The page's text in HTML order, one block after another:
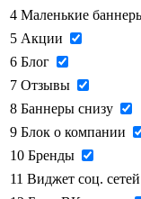
4 Маленькие
5 Акции
6 Блог
7 Отзывы
8 Баннеры снизу
9 Блок о компании
10 Бренды
11 Виджет соц.